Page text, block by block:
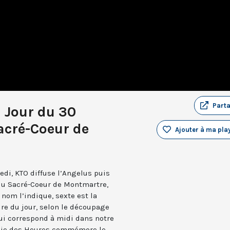
du 30
Coeur de
Ajouter à ma
KTO diffuse l’Angelus puis
Sacré-Coeur de Montmartre,
l’indique, sexte est la
du jour, selon le découpage
correspond à midi dans notre